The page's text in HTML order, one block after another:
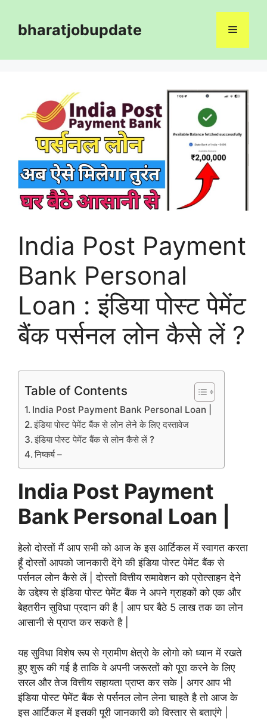
contentbharatjobupdate Menu
India Post Payment
Bank Personal
Loan : इंडिया पोस्ट पेमेंट
बैंक पर्सनल लोन कैसे लें ?
Table of Contents
India Post Payment Bank Personal Loan |
इंडिया पोस्ट पेमेंट बैंक से लोन लेने के लिए दस्तावेज
इंडिया पोस्ट पेमेंट बैंक से लोन कैसे लें ?
निष्कर्ष –
India Post Payment
Bank Personal Loan |
हेलो दोस्तों मैं आप सभी को आज के इस आर्टिकल में स्वागत करता
हूँ दोस्तों आपको जानकारी देंगे की इंडिया पोस्ट पेमेंट बैंक से
पर्सनल लोन कैसे लें | दोस्तों वित्तीय समावेशन को प्रोत्साहन देने
के उद्देश्य से इंडिया पोस्ट पेमेंट बैंक ने अपने ग्राहकों को एक और
बेहतरीन सुविधा प्रदान की है | आप घर बैठे 5 लाख तक का लोन
आसानी से प्राप्त कर सकते है |
यह सुविधा विशेष रूप से ग्रामीण क्षेत्रो के लोगो को ध्यान में रखते
हुए शुरू की गई है ताकि वे अपनी जरूरतों को पूरा करने के लिए
सरल और तेज वित्तीय सहायता प्राप्त कर सके | अगर आप भी
इंडिया पोस्ट पेमेंट बैंक से पर्सनल लोन लेना चाहते है तो आज के
इस आर्टिकल में इसकी पूरी जानकारी को विस्तार से बताएंगे |